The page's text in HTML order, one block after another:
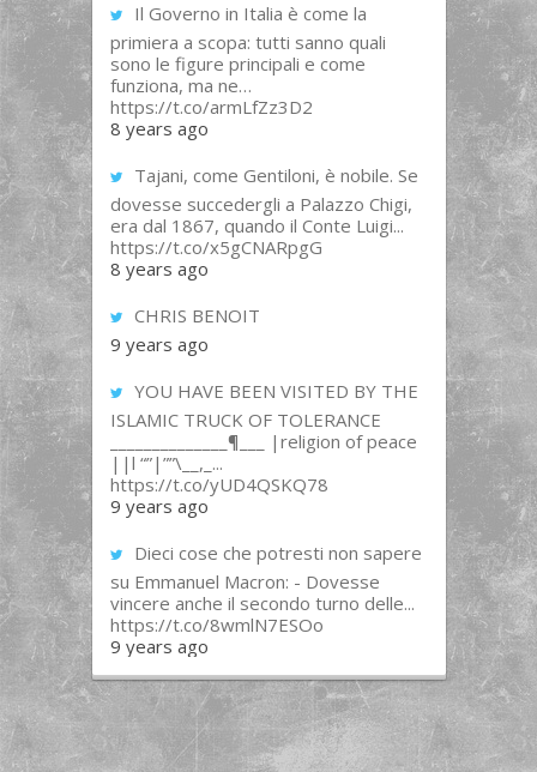
Il Governo in Italia è come la
primiera a scopa: tutti sanno quali
sono le figure principali e come
funziona, ma ne…
https://t.co/armLfZz3D2
8 years ago
Tajani, come Gentiloni, è nobile. Se
dovesse succedergli a Palazzo Chigi,
era dal 1867, quando il Conte Luigi...
https://t.co/x5gCNARpgG
8 years ago
CHRIS BENOIT
9 years ago
YOU HAVE BEEN VISITED BY THE
ISLAMIC TRUCK OF TOLERANCE
______________¶___ |religion of peace
||l “”|””\__,_...
https://t.co/yUD4QSKQ78
9 years ago
Dieci cose che potresti non sapere
su Emmanuel Macron: - Dovesse
vincere anche il secondo turno delle...
https://t.co/8wmlN7ESOo
9 years ago